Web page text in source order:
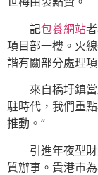
記包養網站
項目部一樓。火
諧有關部分處理
來自橋圩鎮
駐時代，我們重
推動。”
引進年夜型
質辦事。貴港市